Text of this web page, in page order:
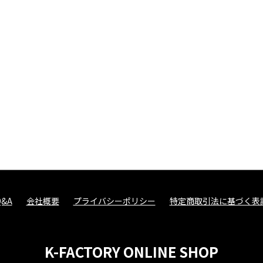
会社概要 プライバシーポリシー 特定商取引法に基づく表
K-FACTORY ONLINE SHOP